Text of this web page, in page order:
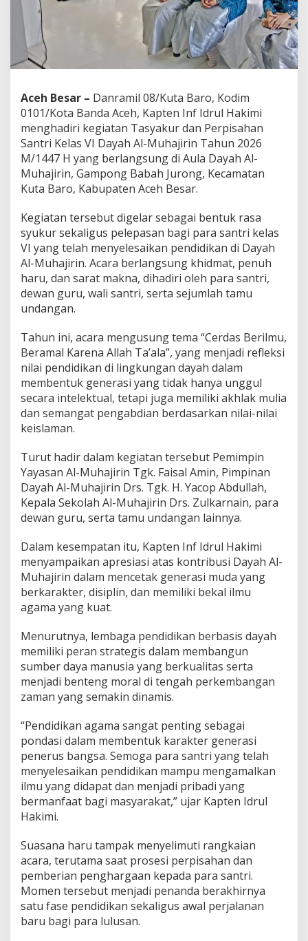
s
s
i
P
e
r
a
n
D
y
a
h
C
e
t
a
n
e
r
a
s
i
B
k
h
l
a
k
Aceh Besar – Danramil 08/Kuta Baro, Kodim
0101/Kota Banda Aceh, Kapten Inf Idrul Hakimi
menghadiri kegiatan Tasyakur dan Perpisahan
Santri Kelas VI Dayah Al-Muhajirin Tahun 2026
M/1447 H yang berlangsung di Aula Dayah Al-
Muhajirin, Gampong Babah Jurong, Kecamatan
Kuta Baro, Kabupaten Aceh Besar.
Kegiatan tersebut digelar sebagai bentuk rasa
syukur sekaligus pelepasan bagi para santri kelas
VI yang telah menyelesaikan pendidikan di Dayah
Al-Muhajirin. Acara berlangsung khidmat, penuh
haru, dan sarat makna, dihadiri oleh para santri,
dewan guru, wali santri, serta sejumlah tamu
undangan.
Tahun ini, acara mengusung tema “Cerdas Berilmu,
Beramal Karena Allah Ta’ala”, yang menjadi refleksi
nilai pendidikan di lingkungan dayah dalam
membentuk generasi yang tidak hanya unggul
secara intelektual, tetapi juga memiliki akhlak mulia
dan semangat pengabdian berdasarkan nilai-nilai
keislaman.
Turut hadir dalam kegiatan tersebut Pemimpin
Yayasan Al-Muhajirin Tgk. Faisal Amin, Pimpinan
Dayah Al-Muhajirin Drs. Tgk. H. Yacop Abdullah,
Kepala Sekolah Al-Muhajirin Drs. Zulkarnain, para
dewan guru, serta tamu undangan lainnya.
Dalam kesempatan itu, Kapten Inf Idrul Hakimi
menyampaikan apresiasi atas kontribusi Dayah Al-
Muhajirin dalam mencetak generasi muda yang
berkarakter, disiplin, dan memiliki bekal ilmu
agama yang kuat.
Menurutnya, lembaga pendidikan berbasis dayah
memiliki peran strategis dalam membangun
sumber daya manusia yang berkualitas serta
menjadi benteng moral di tengah perkembangan
zaman yang semakin dinamis.
“Pendidikan agama sangat penting sebagai
pondasi dalam membentuk karakter generasi
penerus bangsa. Semoga para santri yang telah
menyelesaikan pendidikan mampu mengamalkan
ilmu yang didapat dan menjadi pribadi yang
bermanfaat bagi masyarakat,” ujar Kapten Idrul
Hakimi.
Suasana haru tampak menyelimuti rangkaian
acara, terutama saat prosesi perpisahan dan
pemberian penghargaan kepada para santri.
Momen tersebut menjadi penanda berakhirnya
satu fase pendidikan sekaligus awal perjalanan
baru bagi para lulusan.